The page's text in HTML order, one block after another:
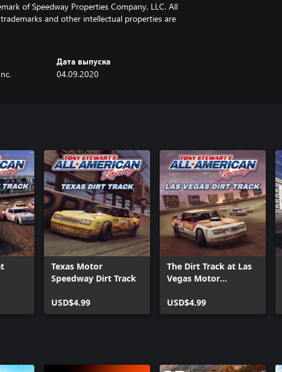
of Speedway Properties Company, LLC. All
and other intellectual properties are
Дата выпуска
04.09.2020
Texas Motor
Speedway Dirt Track
USD$4.99
The Dirt Track at Las
Vegas Motor
USD$4.99